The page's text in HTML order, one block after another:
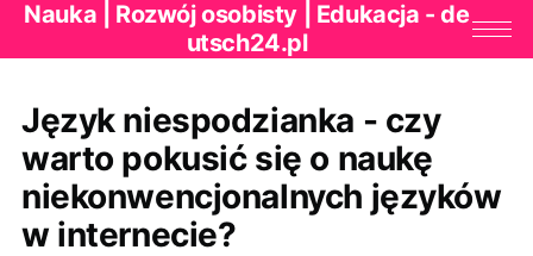
Nauka | Rozwój osobisty | Edukacja - de
utsch24.pl
Język niespodzianka - czy
warto pokusić się o naukę
niekonwencjonalnych języków
w internecie?